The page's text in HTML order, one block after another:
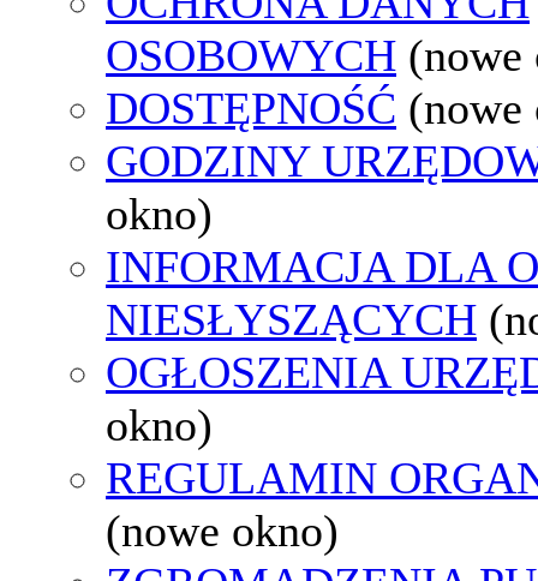
OSOBOWYCH (nowe
DOSTĘPNOŚĆ (nowe
GODZINY
okno)
INFORMACJA DLA
NIESŁYSZĄCYCH
OGŁOSZENIA
okno)
REGULAMIN
(nowe okno)